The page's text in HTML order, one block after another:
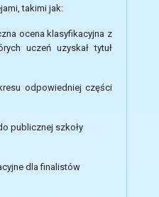
takimi jak:
ocena klasyfikacyjna z
uczeń uzyskał tytuł
odpowiedniej części
publicznej szkoły
dla finalistów